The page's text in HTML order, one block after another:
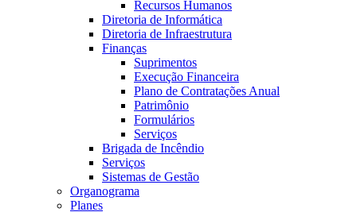
Recursos Humanos
Diretoria de Informática
Diretoria de Infraestrutura
Finanças
Suprimentos
Execução Financeira
Plano de Contratações Anual
Patrimônio
Formulários
Serviços
Brigada de Incêndio
Serviços
Sistemas de Gestão
Organograma
Planes